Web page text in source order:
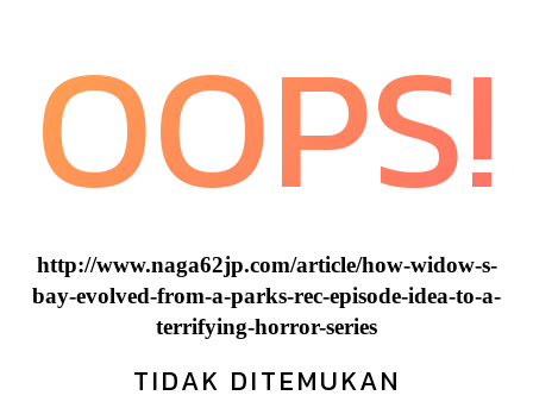
OOPS!
http://www.naga62jp.com/article/how-widow-s-
bay-evolved-from-a-parks-rec-episode-idea-to-a-
terrifying-horror-series
TIDAK DITEMUKAN